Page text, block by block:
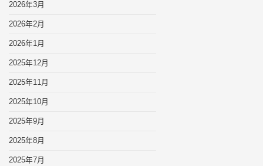
2026年3月
2026年2月
2026年1月
2025年12月
2025年11月
2025年10月
2025年9月
2025年8月
2025年7月